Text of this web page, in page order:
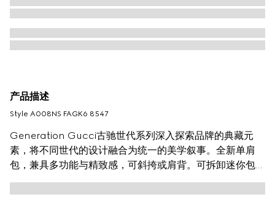
产品描述
Style ‎A008NS FAGK6 8547
Generation Gucci古驰世代系列深入探索品牌的典藏元
素，将不同世代的设计融合为统一的美学叙事。全新单肩
包，兼具多功能与精致感，可斜挎或肩背。可拆卸迷你包可
收纳AirPods及小件物品，增添实用而灵动的细节。